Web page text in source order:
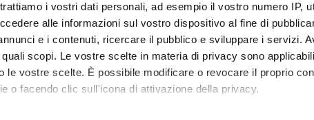
trattiamo i vostri dati personali, ad esempio il vostro numero IP,
alle informazioni sul vostro dispositivo al fine di
e i contenuti, ricercare il pubblico e sviluppare i servizi.
scopi. Le vostre scelte in materia di privacy sono
le vostre scelte. È possibile modificare o revocare il proprio
o facendo clic sull'icona di attivazione della privacy.
Prova a reinstallare il gioco. Nota: se procedi
migliore salvato localmente.
Devo connettermi a Internet per
Puoi giocare a Roach Race offline. Tuttavia, il